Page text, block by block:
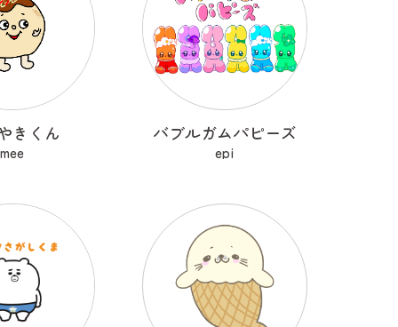
きくん
mee
バブルガムパピーズ
epi